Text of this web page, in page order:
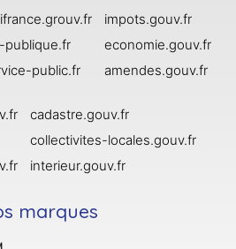
publique.fr
public.fr
impots.gouv.fr
economie.gouv.fr
amendes.gouv.fr
cadastre.gouv.fr
collectivites-locales.gouv.fr
interieur.gouv.fr
marques